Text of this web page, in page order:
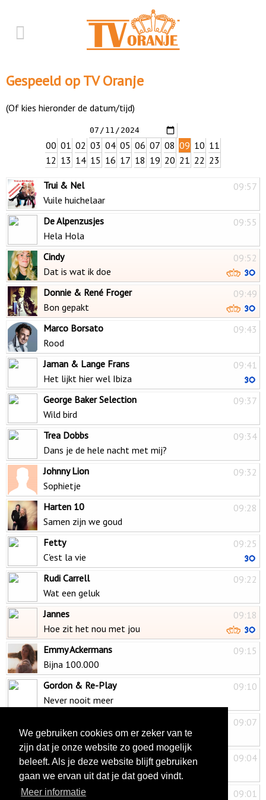
Gespeeld op TV Oranje
(Of kies hieronder de datum/tijd)
00 01 02 03 04 05 06 07 08 09 10 11
12 13 14 15 16 17 18 19 20 21 22 23
09:57
Trui & Nel
Vuile huichelaar
09:55
De Alpenzusjes
Hela Hola
09:52
Cindy
Dat is wat ik doe
09:49
Donnie & René Froger
Bon gepakt
09:43
Marco Borsato
Rood
09:41
Jaman & Lange Frans
Het lijkt hier wel Ibiza
09:37
George Baker Selection
Wild bird
09:34
Trea Dobbs
Dans je de hele nacht met mij?
09:32
Johnny Lion
Sophietje
09:28
Harten 10
Samen zijn we goud
09:25
Fetty
C'est la vie
09:22
Rudi Carrell
Wat een geluk
09:18
Jannes
Hoe zit het nou met jou
09:15
Emmy Ackermans
Bijna 100.000
09:10
Gordon & Re-Play
Never nooit meer
09:07
Hoor je m'n hart
09:04
Lenie Gerrits
Mag ik jou een avondje houden
09:01
Henk Wijngaard
We gebruiken cookies om er zeker van te
zijn dat je onze website zo goed mogelijk
beleeft. Als je deze website blijft gebruiken
gaan we ervan uit dat je dat goed vindt.
Meer informatie